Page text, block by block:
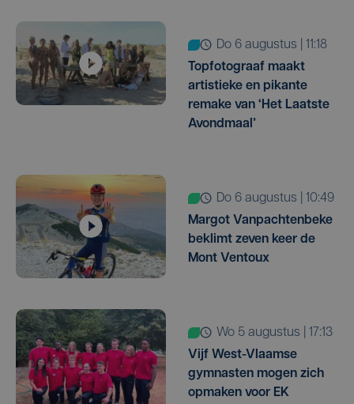
do 6 augustus | 11:18
Topfotograaf maakt
artistieke en pikante
remake van ‘Het Laatste
Avondmaal’
do 6 augustus | 10:49
Margot Vanpachtenbeke
beklimt zeven keer de
Mont Ventoux
wo 5 augustus | 17:13
Vijf West-Vlaamse
gymnasten mogen zich
opmaken voor EK